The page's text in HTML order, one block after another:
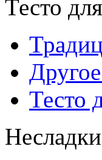
Тесто
Тесто